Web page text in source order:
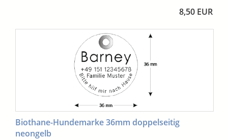
8,50 EUR
Biothane-Hundemarke 36mm doppelseitig
neongelb